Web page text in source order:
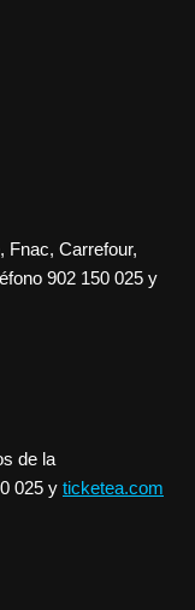
Fnac, Carrefour,
902 150 025 y
de la
025 y ticketea.com